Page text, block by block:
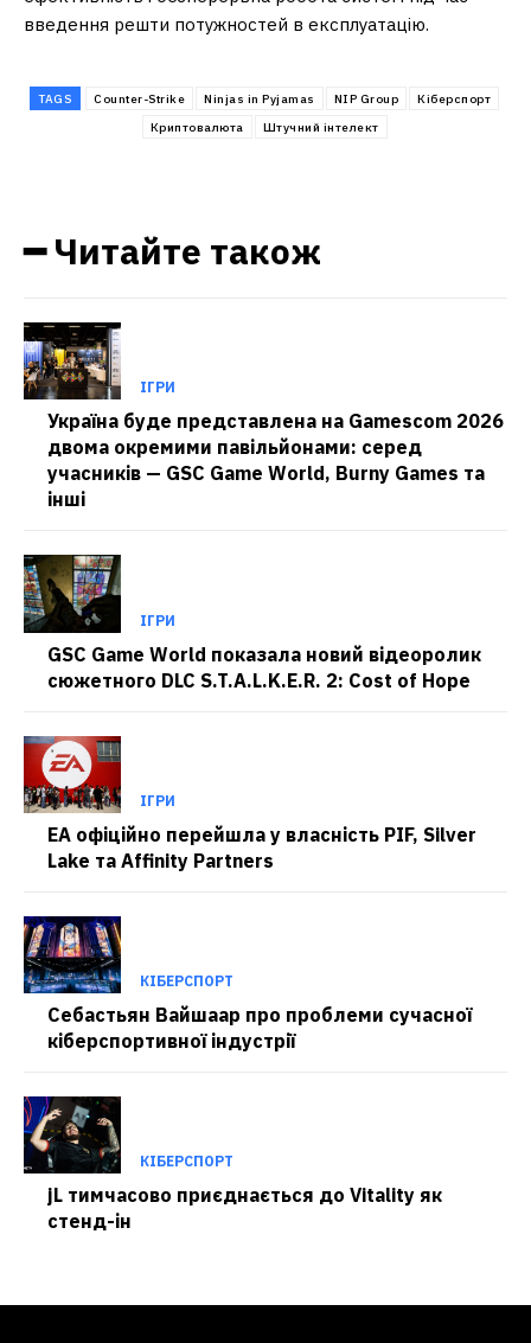
введення решти потужностей в експлуатацію.
TAGS Counter-Strike Ninjas in Pyjamas NIP Group
Кіберспорт
Криптовалюта
Штучний інтелект
━ Читайте також
ІГРИ
Україна буде представлена на Gamescom 2026
двома окремими павільйонами: серед
учасників — GSC Game World, Burny Games та
інші
ІГРИ
GSC Game World показала новий відеоролик
сюжетного DLC S.T.A.L.K.E.R. 2: Cost of Hope
ІГРИ
EA офіційно перейшла у власність PIF, Silver
Lake та Affinity Partners
КІБЕРСПОРТ
Себастьян Вайшаар про проблеми сучасної
кіберспортивної індустрії
КІБЕРСПОРТ
jL тимчасово приєднається до Vitality як
стенд-ін